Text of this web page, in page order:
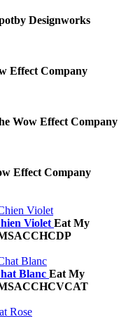
by Designworks
Effect Company
Wow Effect Company
Effect Company
Violet Eat My
Blanc Eat My